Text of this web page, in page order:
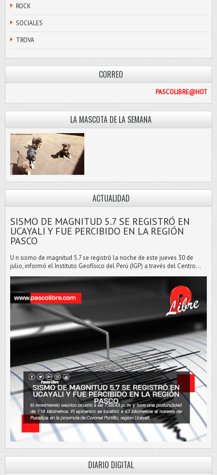
ROCK
SOCIALES
TROVA
CORREO
LA MASCOTA DE LA SEMANA
ACTUALIDAD
SISMO DE MAGNITUD 5.7 SE REGISTRÓ EN
UCAYALI Y FUE PERCIBIDO EN LA REGIÓN
PASCO
U n sismo de magnitud 5.7 se registró la noche de este jueves 30 de
julio, informó el Instituto Geofísico del Perú (IGP) a través del Centro...
DIARIO DIGITAL